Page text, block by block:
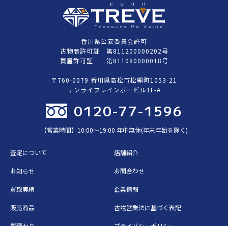
香川県公安委員会許可
古物商許可証 第811200000202号
質屋許可証 第811080000018号
〒760-0079 香川県高松市松縄町1053-21
サンライフレインボービル1F-A
0120-77-1596
【営業時間】10:00〜19:00 年中無休(年末年始を除く)
査定について 店舗紹介
お知らせ お問合わせ
買取実績 企業情報
販売商品 古物営業法に基づく表記